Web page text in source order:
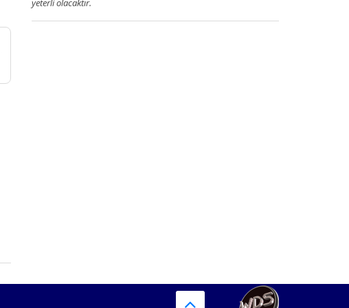
yeterli olacaktır.